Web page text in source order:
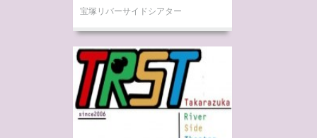
宝塚リバーサイドシアター